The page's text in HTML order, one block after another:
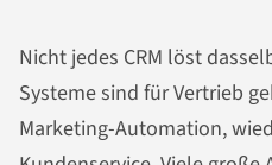
Nicht jedes CRM löst
Systeme sind für Vertrieb
Marketing-Automation,